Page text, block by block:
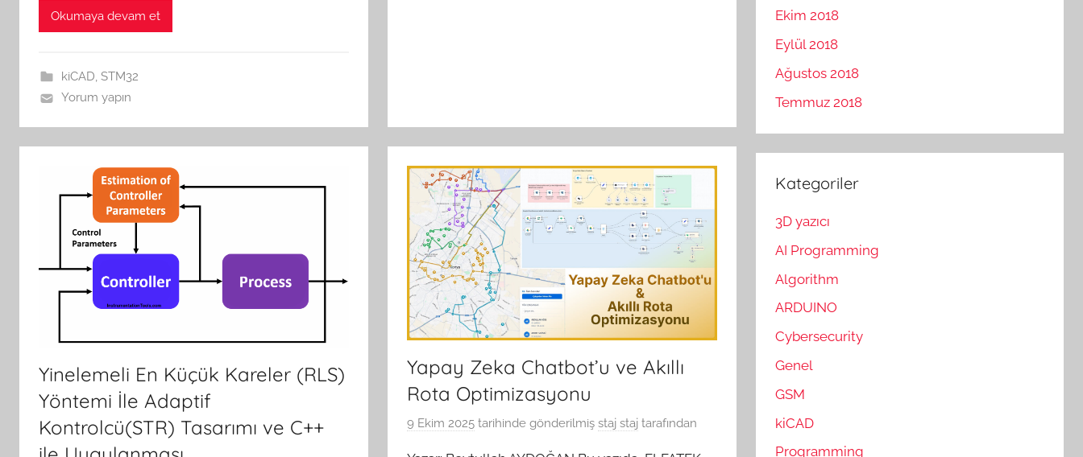
Okumaya devam et
kiCAD, STM32
Yorum yapın
Yinelemeli En Küçük Kareler (RLS)
Yöntemi İle Adaptif
Kontrolcü(STR) Tasarımı ve C++
Yapay Zeka Chatbot’u ve Akıllı
Rota Optimizasyonu
9 Ekim 2025 tarihinde gönderilmiş staj staj tarafından
Ekim 2018
Eylül 2018
Ağustos 2018
Temmuz 2018
Kategoriler
3D yazıcı
AI Programming
Algorithm
ARDUINO
Cybersecurity
Genel
GSM
kiCAD
Programming